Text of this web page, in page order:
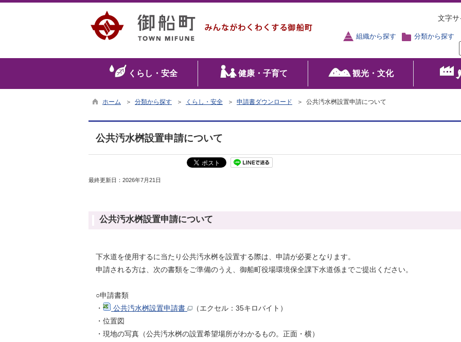
文字サ
組織から探す 分類から探す
くらし・安全 健康・子育て 観光・文化
ホーム ＞ 分類から探す ＞ くらし・安全 ＞ 申請書ダウンロード ＞ 公共汚水桝設置申請について
公共汚水桝設置申請について
最終更新日： 2026年7月21日
公共汚水桝設置申請について
下水道を使用するに当たり公共汚水桝を設置する際は、申請が必要となります。
申請される方は、次の書類をご準備のうえ、御船町役場環境保全課下水道係までご提出ください。
○申請書類
・
公共汚水桝設置申請書
（エクセル：35キロバイト）
・位置図
・現地の写真（公共汚水桝の設置希望場所がわかるもの。正面・横）